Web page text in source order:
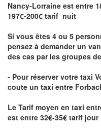
Nancy-Lorraine est entre
197€-200€ tarif nuit
Si vous êtes 4 ou 5
pensez à demander un
des cas par les groupes
- Pour réserver votre taxi
coute un taxi entre
Le Tarif moyen en taxi
est entre 32€-35€ tarif